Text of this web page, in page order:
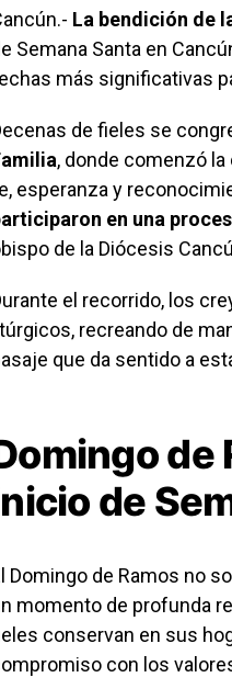
La bendición de
Semana Santa en
más significativas
de fieles se
, donde comenzó
esperanza y
en una
de la Diócesis
el recorrido, los
recreando de
que da sentido a
de
de
Domingo de Ramos no
momento de profunda
conservan en sus
con los